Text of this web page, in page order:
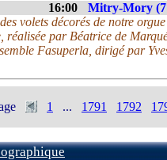
16:00 Mitry-Mory
volets décorés de notre
réalisée par Béatrice de
Fasuperla, dirigé par
1 ... 1791 1792